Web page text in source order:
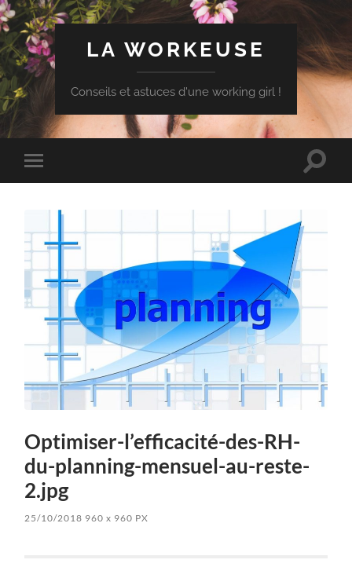
LA WORKEUSE
Conseils et astuces d'une working girl !
Toggle
mobile
Toggle
Optimiser-l’efficacité-des-RH-
du-planning-mensuel-au-reste-
2.jpg
25/10/2018 960x 960 PX